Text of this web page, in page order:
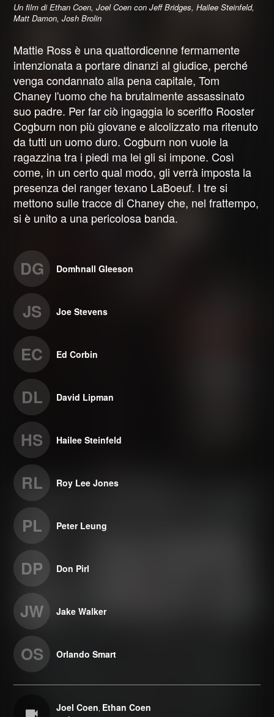
Un film di Ethan Coen, Joel Coen con Jeff Bridges, Hailee Steinfeld,
Matt Damon, Josh Brolin
Mattie Ross è una quattordicenne fermamente
intenzionata a portare dinanzi al giudice, perché
venga condannato alla pena capitale, Tom
Chaney l'uomo che ha brutalmente assassinato
suo padre. Per far ciò ingaggia lo sceriffo Rooster
Cogburn non più giovane e alcolizzato ma ritenuto
da tutti un uomo duro. Cogburn non vuole la
ragazzina tra i piedi ma lei gli si impone. Così
come, in un certo qual modo, gli verrà imposta la
presenza del ranger texano LaBoeuf. I tre si
mettono sulle tracce di Chaney che, nel frattempo,
si è unito a una pericolosa banda.
DG Domhnall Gleeson
JS Joe Stevens
EC Ed Corbin
DL David Lipman
HS Hailee Steinfeld
RL Roy Lee Jones
PL Peter Leung
DP Don Pirl
JW Jake Walker
OS Orlando Smart
Joel Coen, Ethan Coen